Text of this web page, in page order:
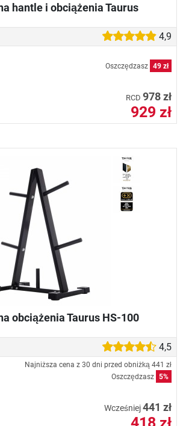
hantle i obciążenia Taurus
4,9
Oszczędzasz 49 zł
RCD 978 zł
929 zł
obciążenia Taurus HS-100
4,5
Najniższa cena z 30 dni przed obniżką 441 zł
Oszczędzasz 5%
Wcześniej441 zł